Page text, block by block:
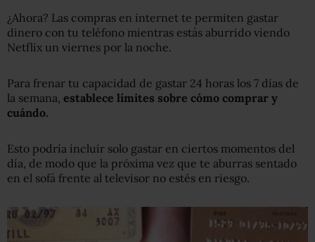
¿Ahora? Las compras en internet te permiten gastar
dinero con tu teléfono mientras estás aburrido viendo
Netflix un viernes por la noche.
Para frenar tu capacidad de gastar 24 horas los 7 días de
la semana, establece límites sobre cómo comprar y
cuándo.
Esto podría incluir solo gastar en ciertos momentos del
día, de modo que la próxima vez que te aburras sentado
en el sofá frente al televisor no estés en riesgo.